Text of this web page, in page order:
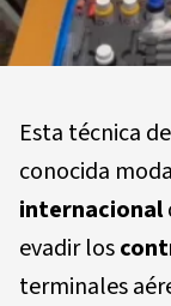
Esta técnica
conocida
internacional
evadir los
terminales